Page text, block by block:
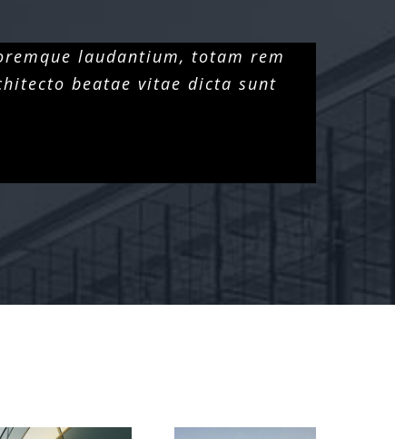
laudantium, totam rem
beatae vitae dicta sunt